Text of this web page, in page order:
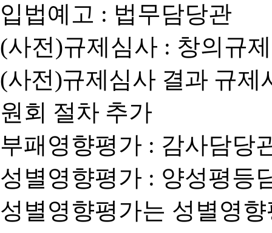
입법예고 : 법무담당관
(사전)규제심사 : 창의규
(사전)규제심사 결과 규
원회 절차 추가
부패영향평가 : 감사담당
성별영향평가 : 양성평등
성별영향평가는 성별영